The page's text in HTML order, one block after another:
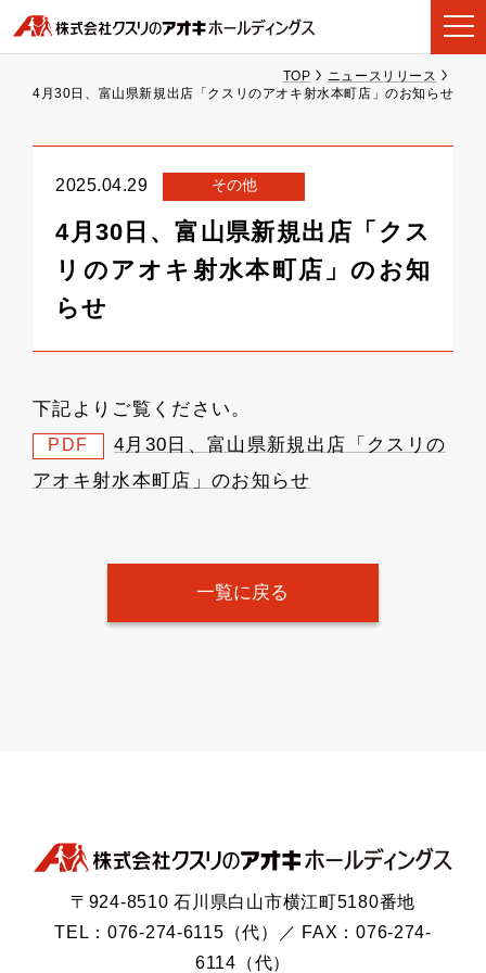
TOP
ニュースリリース
4月30日、富山県新規出店「クスリのアオキ射水本町店」のお知らせ
2025.04.29 その他
4月30日、富山県新規出店「クス
リのアオキ射水本町店」のお知
らせ
下記よりご覧ください。
PDF
4月30日、富山県新規出店「クスリの
アオキ射水本町店」のお知らせ
一覧に戻る
〒924-8510 石川県白山市横江町5180番地
TEL：076-274-6115（代）／ FAX：076-274-
6114（代）